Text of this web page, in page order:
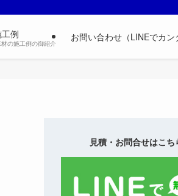
例
の施工例の御紹介
お問い合わせ（LINEでカン
見積・お問合せはこち